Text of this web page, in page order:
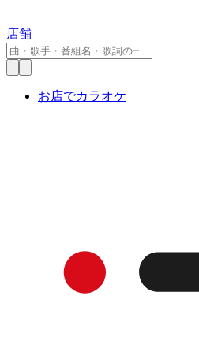
店舗
お店でカラオケ